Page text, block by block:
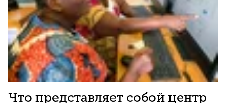
Что представляет собой центр